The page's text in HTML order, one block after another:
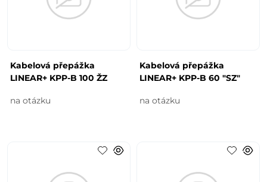
Kabelová přepážka
LINEAR+ KPP-B 100 ŽZ
na otázku
Kabelová přepážka
LINEAR+ KPP-B 60 "SZ"
na otázku